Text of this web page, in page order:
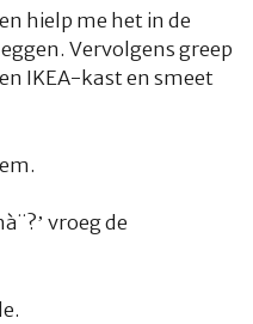
hielp me het in de
Vervolgens greep
IKEA-kast en smeet
vroeg de